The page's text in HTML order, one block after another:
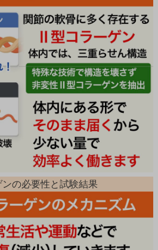
の必要性と試験結果